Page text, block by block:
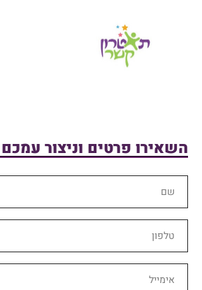
השאירו פרטים וניצור